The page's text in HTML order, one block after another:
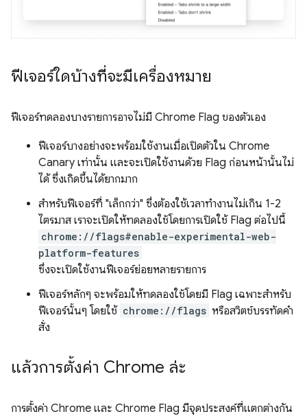
ฟีเจอร์ใดบ้างที่จะมีเครื่องหมาย
ฟีเจอร์ทดลองบางรายการอาจไม่มี Chrome Flag ของตัวเอง
ฟีเจอร์บางอย่างจะพร้อมใช้งานเมื่อเปิดตัวใน Chrome
Canary เท่านั้น และจะเปิดใช้งานด้วย Flag ก่อนหน้านั้นไม่
ได้ ซึ่งเกิดขึ้นได้ยากมาก
สำหรับฟีเจอร์ที่ "เล็กกว่า" ซึ่งต้องใช้เวลาทำงานไม่เกิน 1-2
ไตรมาส เราจะเปิดให้ทดลองใช้โดยการเปิดใช้ Flag ต่อไปนี้
chrome://flags#enable-experimental-web-
platform-features
ซึ่งจะเปิดใช้งานฟีเจอร์ย่อยหลายรายการ
ฟีเจอร์หลักๆ จะพร้อมให้ทดลองใช้โดยมี Flag เฉพาะสำหรับ
ฟีเจอร์นั้นๆ โดยใช้ chrome://flags หรือสวิตช์บรรทัดคำ
สั่ง
แล้วการตั้งค่า Chrome ล่ะ
การตั้งค่า Chrome และ Chrome Flag มีจุดประสงค์ที่แตกต่างกัน